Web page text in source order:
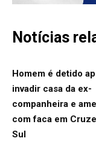
Notícias
Homem é detido
invadir casa da ex-
companheira e
com faca em
Sul